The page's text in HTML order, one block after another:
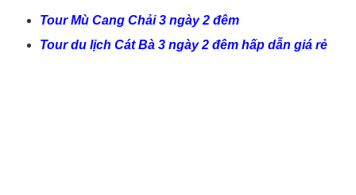
Tour Mù Cang Chải 3 ngày 2 đêm
Tour du lịch Cát Bà 3 ngày 2 đêm hấp dẫn giá rẻ